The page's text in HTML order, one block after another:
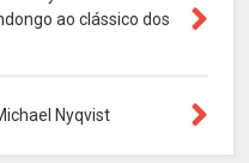
ao clássico dos
Nyqvist